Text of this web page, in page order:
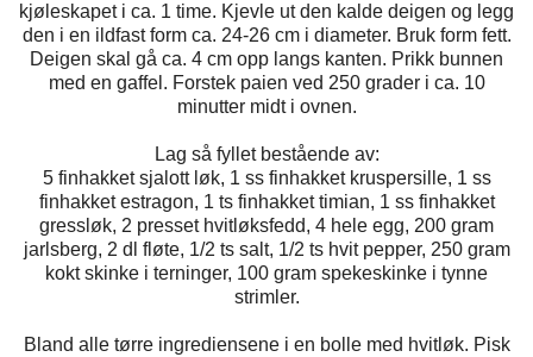
kjøleskapet i ca. 1 time. Kjevle ut den kalde deigen og legg
den i en ildfast form ca. 24-26 cm i diameter. Bruk form fett.
Deigen skal gå ca. 4 cm opp langs kanten. Prikk bunnen
med en gaffel. Forstek paien ved 250 grader i ca. 10
minutter midt i ovnen.
Lag så fyllet bestående av:
5 finhakket sjalott løk, 1 ss finhakket kruspersille, 1 ss
finhakket estragon, 1 ts finhakket timian, 1 ss finhakket
gressløk, 2 presset hvitløksfedd, 4 hele egg, 200 gram
jarlsberg, 2 dl fløte, 1/2 ts salt, 1/2 ts hvit pepper, 250 gram
kokt skinke i terninger, 100 gram spekeskinke i tynne
strimler.
Bland alle tørre ingrediensene i en bolle med hvitløk. Pisk